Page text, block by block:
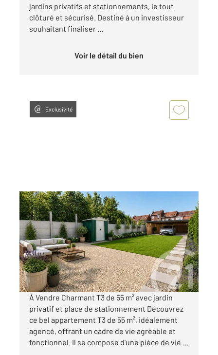
jardins privatifs et stationnements, le tout
clôturé et sécurisé. Destiné à un investisseur
souhaitant finaliser ...
Voir le détail du bien
Exclusivité
HALLENNES LEZ HAUBOURDIN 59
55,36 m2, 3 pièces
Ref : 929
Appartement F3 à vendre
181 200 €
Visiter le site dédié
À Vendre Charmant T3 de 55 m² avec jardin
privatif et place de stationnement Découvrez
ce bel appartement T3 de 55 m², idéalement
agencé, offrant un cadre de vie agréable et
fonctionnel. Il se compose d'une pièce de vie ...